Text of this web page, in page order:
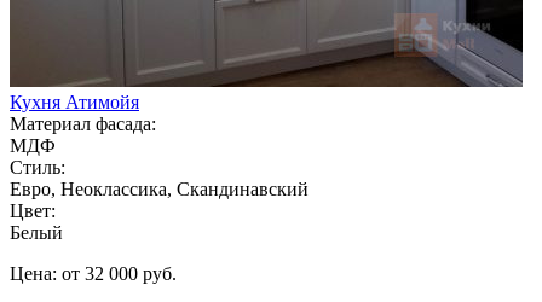
Кухня Атимойя
Материал фасада:
МДФ
Стиль:
Евро, Неоклассика, Скандинавский
Цвет:
Белый
Цена: от 32 000 руб.